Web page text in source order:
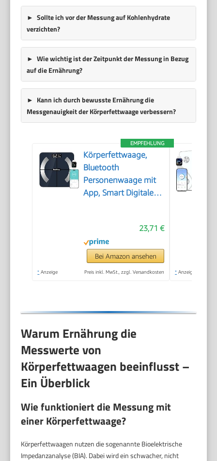
Sollte ich vor der Messung auf Kohlenhydrate
verzichten?
Wie wichtig ist der Zeitpunkt der Messung in Bezug
auf die Ernährung?
Kann ich durch bewusste Ernährung die
Messgenauigkeit der Körperfettwaage verbessern?
EMPFEHLUNG
Körperfettwaage,
Bluetooth
Personenwaage mit
App, Smart Digitale
Muskelmasse, Wasser,
Protein,
Skelettmuskel,
Knochengewicht,
23,71 €
Bei Amazon ansehen
* Anzeige Preis inkl. MwSt., zzgl. Versandkosten * Anzeige
Warum Ernährung die
Messwerte von
Körperfettwaagen beeinflusst –
Ein Überblick
Wie funktioniert die Messung mit
einer Körperfettwaage?
Körperfettwaagen nutzen die sogenannte Bioelektrische
Impedanzanalyse (BIA). Dabei wird ein schwacher, nicht